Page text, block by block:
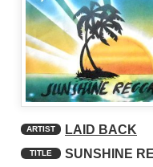
ARTIST LAID BACK
TITLE SUNSHINE